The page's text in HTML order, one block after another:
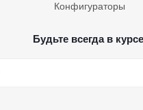
Конфигураторы
Будьте всегда в